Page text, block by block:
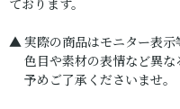
ております。
▲ 実際の商品はモニター表示
色目や素材の表情など異な
予めご了承くださいませ。